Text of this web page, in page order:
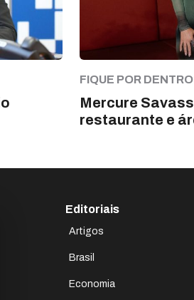
FIQUE POR DENTRO
Mercure
restaurante e
Editoriais
Artigos
Brasil
Economia